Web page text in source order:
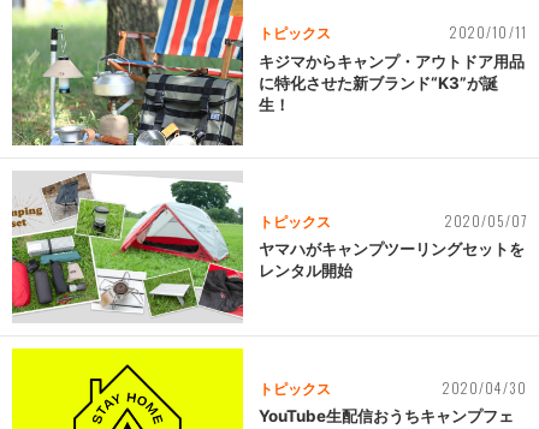
トピックス 2020/10/11
キジマからキャンプ・アウトドア用品
に特化させた新ブランド“K3”が誕
生！
トピックス 2020/05/07
ヤマハがキャンプツーリングセットを
レンタル開始
トピックス 2020/04/30
YouTube生配信おうちキャンプフェ